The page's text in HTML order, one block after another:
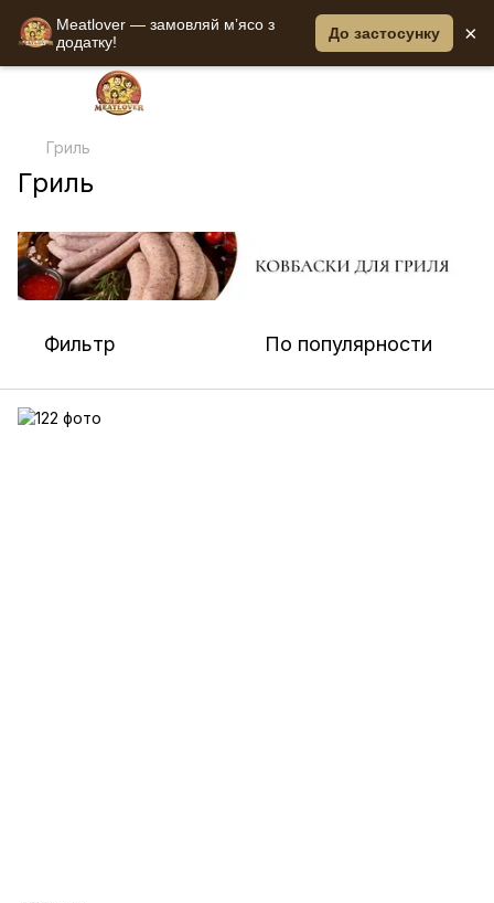
Meatlover — замовляй мʼясо з
додатку!
До застосунку ×
Гриль
Гриль
Фильтр По популярности